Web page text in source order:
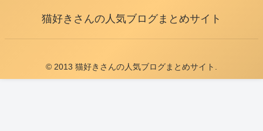
猫好きさんの人気ブログまとめサイト
© 2013 猫好きさんの人気ブログまとめサイト.